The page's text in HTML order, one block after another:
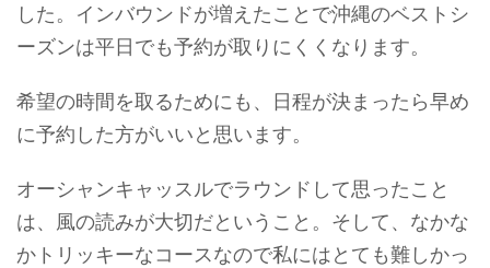
した。インバウンドが増えたことで沖縄のベストシ
ーズンは平日でも予約が取りにくくなります。
希望の時間を取るためにも、日程が決まったら早め
に予約した方がいいと思います。
オーシャンキャッスルでラウンドして思ったこと
は、風の読みが大切だということ。そして、なかな
かトリッキーなコースなので私にはとても難しかっ